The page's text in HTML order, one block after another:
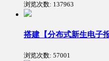
浏览次数: 137963
搭建【分布式新生电子
浏览次数: 57001